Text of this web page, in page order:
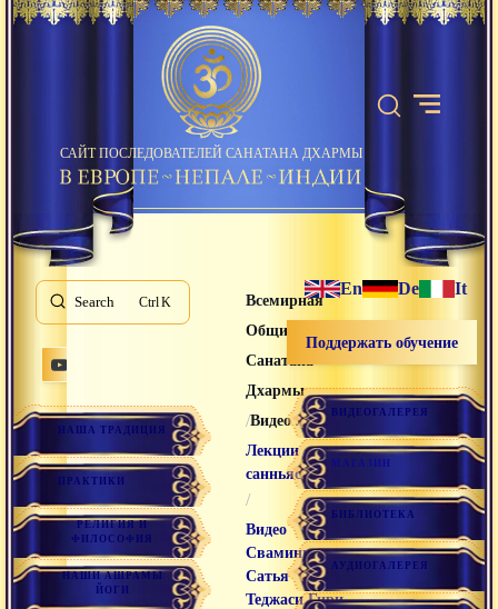
САЙТ ПОСЛЕДОВАТЕЛЕЙ САНАТАНА ДХАРМЫ
Search K
НАША ТРАДИЦИЯ
ПРАКТИКИ
РЕЛИГИЯ И
ФИЛОСОФИЯ
НАШИ АШРАМЫ
ЙОГИ
Всемирная
Община
Санатана
Дхармы
/Видео лекции/
Лекции
санньяси
/
Видео
Свамини
Сатья
Теджаси Гири
En De It
Поддержать обучение
ВИДЕОГАЛЕРЕЯ
МАГАЗИН
БИБЛИОТЕКА
АУДИОГАЛЕРЕЯ